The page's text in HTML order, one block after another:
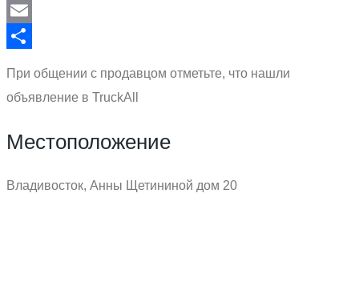
Mastodon
Email
При общении с продавцом отметьте, что нашли
объявление в TruckAll
Местоположение
Владивосток, Анны Щетининой дом 20